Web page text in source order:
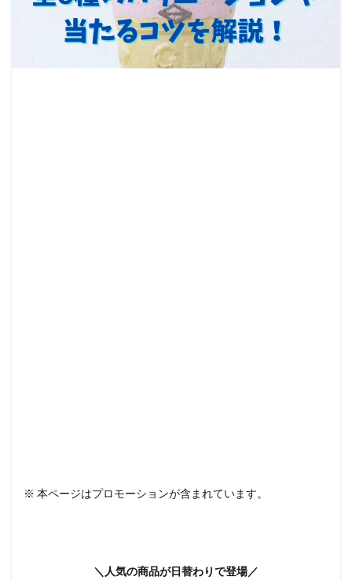
※ 本ページはプロモーションが含まれています。
＼人気の商品が日替わりで登場／